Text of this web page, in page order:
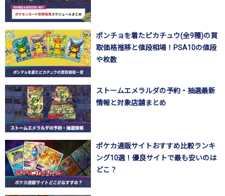
ポンチョを着たピカチュウ(全9種)の買
取価格推移と値段相場！PSA10の値段
や枚数
ストームエメラルダの予約・抽選最新
情報と対象店舗まとめ
ポケカ通販サイトおすすめ比較ランキ
ング10選！優良サイトで最も安いのは
どこ？